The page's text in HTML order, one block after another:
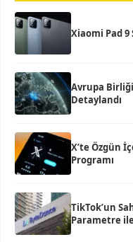
Xiaomi Pad 9
Avrupa
Detaylandı
X’te Özgün
Programı
TikTok’un
Parametre